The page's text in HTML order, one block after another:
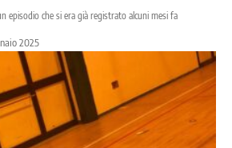
episodio che si era già registrato alcuni mesi fa
2025